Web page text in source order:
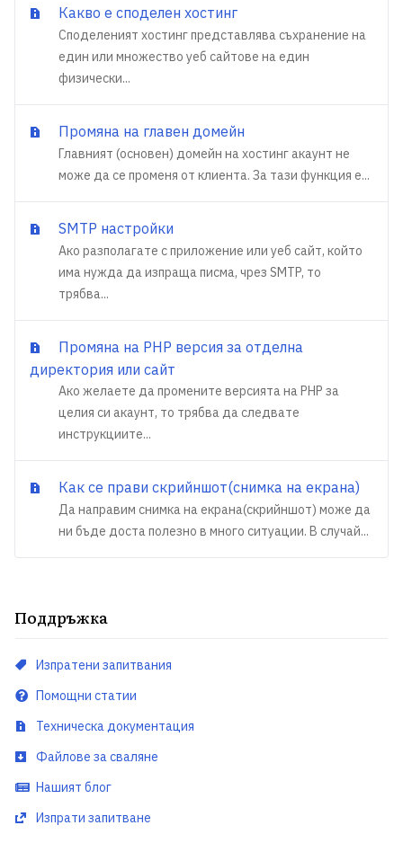
Какво е споделен хостинг
Споделеният хостинг представлява съхранение на
един или множество уеб сайтове на един
физически...
Промяна на главен домейн
Главният (основен) домейн на хостинг акаунт не
може да се променя от клиента. За тази функция е...
SMTP настройки
Ако разполагате с приложение или уеб сайт, който
има нужда да изпраща писма, чрез SMTP, то
трябва...
Промяна на PHP версия за отделна
директория или сайт
Ако желаете да промените версията на PHP за
целия си акаунт, то трябва да следвате
инструкциите...
Как се прави скрийншот(снимка на екрана)
Да направим снимка на екрана(скрийншот) може да
ни бъде доста полезно в много ситуации. В случай...
Поддръжка
Изпратени запитвания
Помощни статии
Техническа документация
Файлове за сваляне
Нашият блог
Изпрати запитване